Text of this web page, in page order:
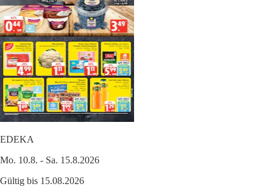
EDEKA
Mo. 10.8. - Sa. 15.8.2026
Gültig bis 15.08.2026